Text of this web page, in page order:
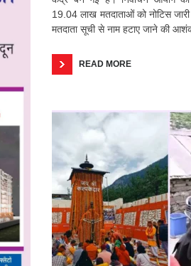
19.04 लाख मतदाताओं को नोटिस
मतदाता सूची से नाम हटाए जाने की
READ MORE